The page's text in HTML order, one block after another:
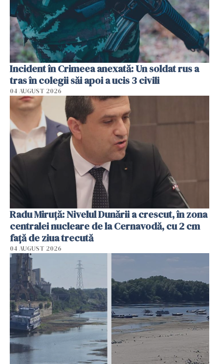
Incident în Crimeea anexată: Un soldat rus a
tras în colegii săi apoi a ucis 3 civili
04 AUGUST 2026
Radu Miruţă: Nivelul Dunării a crescut, în zona
centralei nucleare de la Cernavodă, cu 2 cm
faţă de ziua trecută
04 AUGUST 2026